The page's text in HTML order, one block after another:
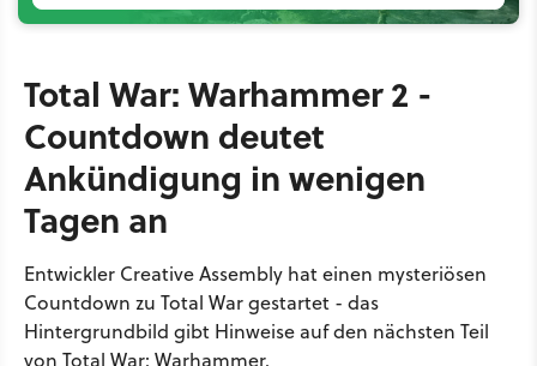
Total War: Warhammer 2 -
Countdown deutet
Ankündigung in wenigen
Tagen an
Entwickler Creative Assembly hat einen mysteriösen
Countdown zu Total War gestartet - das
Hintergrundbild gibt Hinweise auf den nächsten Teil
von Total War: Warhammer.